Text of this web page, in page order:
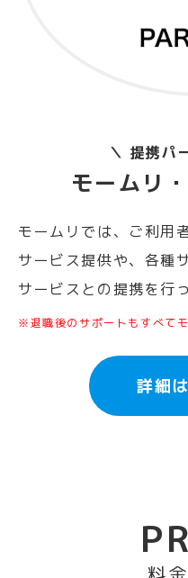
＼ 提携パ
モームリ
モームリでは、ご利用
サービス提供や、各種
サービスとの提携を行
※退職後のサポートもすべて
詳細